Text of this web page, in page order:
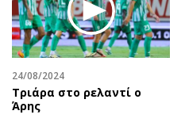
24/08/2024
Τριάρα στο ρελαντί ο
Άρης